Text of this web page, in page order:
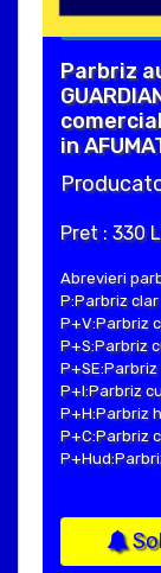
Parbriz
in
Pret : 330
Abrevieri
P:Parbriz clar
P+V:Parbriz
P+S:Parbriz
P+I:Parbriz
P+H:Parbriz
P+C:Parbriz